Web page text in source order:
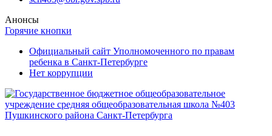
Анонсы
Горячие кнопки
Официальный сайт Уполномоченного по правам
ребенка в Санкт-Петербурге
Нет коррупции